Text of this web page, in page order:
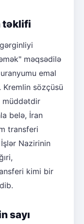
təklifi
məqsədilə
emal
sözçüsü
müddətdir
belə, İran
transferi
Nazirinin
kimi bir
sayı